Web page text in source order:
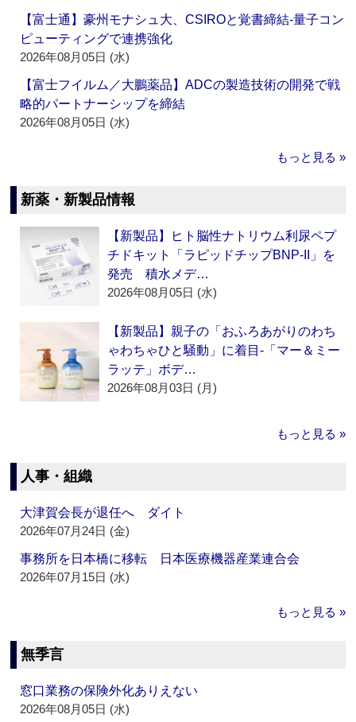
【富士通】豪州モナシュ大、CSIROと覚書締結‐量子コン
ピューティングで連携強化
2026年08月05日 (水)
【富士フイルム／大鵬薬品】ADCの製造技術の開発で戦
略的パートナーシップを締結
2026年08月05日 (水)
もっと見る »
新薬・新製品情報
【新製品】ヒト脳性ナトリウム利尿ペプ
チドキット「ラピッドチップBNP-II」を
発売 積水メデ…
2026年08月05日 (水)
【新製品】親子の「おふろあがりのわち
ゃわちゃひと騒動」に着目‐「マー＆ミー
ラッテ」ボデ…
2026年08月03日 (月)
もっと見る »
人事・組織
大津賀会長が退任へ ダイト
2026年07月24日 (金)
事務所を日本橋に移転 日本医療機器産業連合会
2026年07月15日 (水)
もっと見る »
無季言
窓口業務の保険外化ありえない
2026年08月05日 (水)